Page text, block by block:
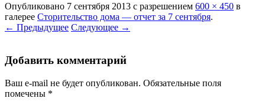
Опубликовано 7 сентября 2013 с разрешением 600 × 450 в
галерее Сторительство дома — отчет за 7 сентября.
← Предыдущее Следующее →
Добавить комментарий
Ваш e-mail не будет опубликован. Обязательные поля
помечены *